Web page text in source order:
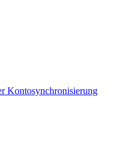
Kontosynchronisierung